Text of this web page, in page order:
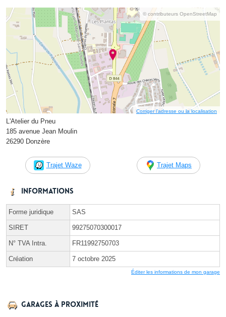
© contributeurs OpenStreetMap
Corriger l’adresse ou la localisation
L'Atelier du Pneu
185 avenue Jean Moulin
26290 Donzère
Trajet Waze Trajet Maps
Informations
Forme juridique SAS
SIRET 99275070300017
N° TVA Intra. FR11992750703
Création 7 octobre 2025
Éditer les informations de mon garage
Garages à proximité